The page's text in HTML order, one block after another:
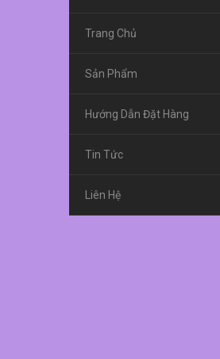
Trang Chủ
Sản Phẩm
Hướng Dẫn Đặt Hàng
Tin Tức
Liên Hệ